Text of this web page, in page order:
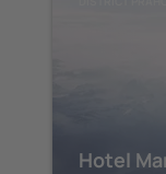
Hotel